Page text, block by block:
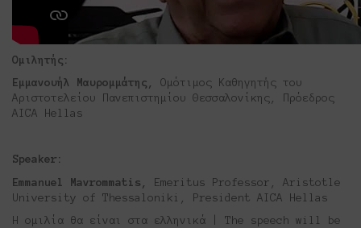
Ομιλητής:
Εμμανουήλ Μαυρομμάτης, Oμότιμος Καθηγητής του
Αριστοτελείου Πανεπιστημίου Θεσσαλονίκης, Πρόεδρος
AICA Hellas
Speaker:
Emmanuel Mavrommatis,
Emeritus Professor, Aristotle
University of Thessaloniki, President AICA Hellas
Η ομιλία θα είναι στα ελληνικά | The speech will be